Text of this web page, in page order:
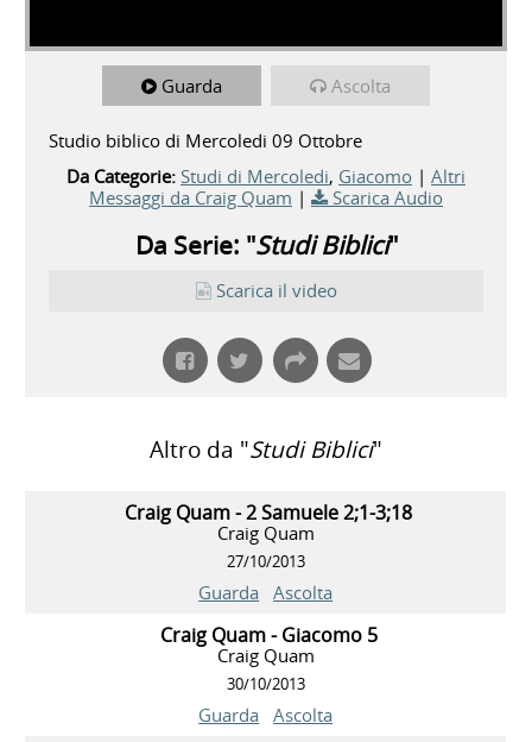
Guarda Ascolta
Studio biblico di Mercoledi 09 Ottobre
Da Categorie: Studi di Mercoledi, Giacomo | Altri
Messaggi da Craig Quam | Scarica Audio
Da Serie: "Studi Biblici"
Scarica il video
Altro da "Studi Biblici"
Craig Quam - 2 Samuele 2;1-3;18
Craig Quam
27/10/2013
Guarda Ascolta
Craig Quam - Giacomo 5
Craig Quam
30/10/2013
Guarda Ascolta